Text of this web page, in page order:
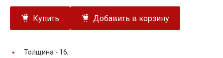
Купить Добавить в корзину
Толщина - 16;